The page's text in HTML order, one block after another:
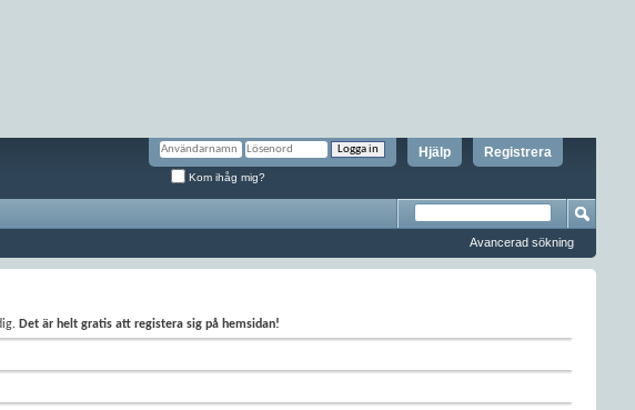
Registrera
Hjälp
Kom ihåg mig?
Avancerad sökning
Det är helt gratis att registera sig på hemsidan!